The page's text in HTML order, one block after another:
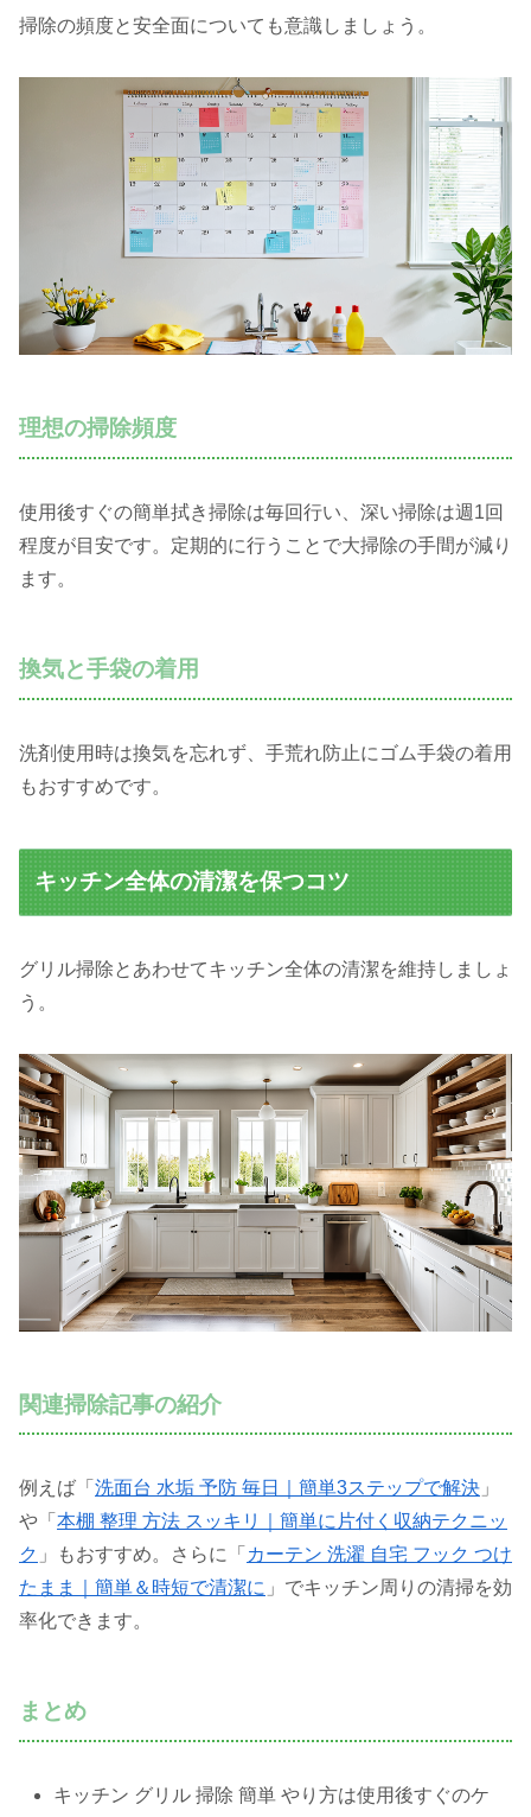
掃除の頻度と安全面についても意識しましょう。
理想の掃除頻度
使用後すぐの簡単拭き掃除は毎回行い、深い掃除は週1回
程度が目安です。定期的に行うことで大掃除の手間が減り
ます。
換気と手袋の着用
洗剤使用時は換気を忘れず、手荒れ防止にゴム手袋の着用
もおすすめです。
キッチン全体の清潔を保つコツ
グリル掃除とあわせてキッチン全体の清潔を維持しましょ
う。
関連掃除記事の紹介
例えば「 洗面台 水垢 予防 毎日｜簡単3ステップで解決 」
や「 本棚 整理 方法 スッキリ｜簡単に片付く収納テクニッ
ク 」もおすすめ。さらに「 カーテン 洗濯 自宅 フック つけ
たまま｜簡単＆時短で清潔に 」でキッチン周りの清掃を効
率化できます。
まとめ
キッチン グリル 掃除 簡単 やり方は使用後すぐのケ